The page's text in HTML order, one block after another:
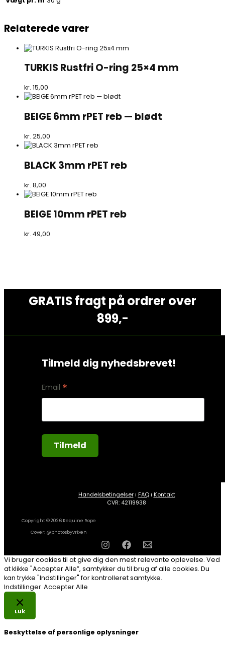
Relaterede varer
TURKIS Rustfri O-ring 25×4 mm
kr. 15,00
BEIGE 6mm rPET reb — blødt
kr. 25,00
BLACK 3mm rPET reb
kr. 8,00
BEIGE 10mm rPET reb
kr. 49,00
GRATIS fragt på ordrer over
899,-
Tilmeld dig nyhedsbrevet!
Email *
Handelsbetingelserı FAQı Kontakt
CVR: 42119938
Copyright © 2026 Requine Rope
Cover: @photosbyvrixen
Vi bruger cookies til at give dig den mest relevante oplevelse. Ved
at klikke "Accepter Alle”, samtykker du til brug af alle cookies. Du
kan trykke "Indstillinger" for kontrolleret samtykke.
Indstillinger Accepter Alle
Luk
Beskyttelse af personlige oplysninger